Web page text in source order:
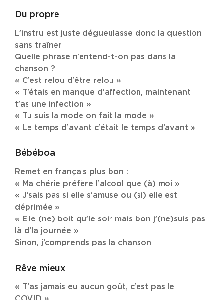
Du propre
L’instru est juste dégueulasse donc la question
sans traîner
Quelle phrase n’entend-t-on pas dans la
chanson ?
« C’est relou d’être relou »
« T’étais en manque d’affection, maintenant
t’as une infection »
« Tu suis la mode on fait la mode »
« Le temps d’avant c’était le temps d’avant »
Bébéboa
Remet en français plus bon :
« Ma chérie préfère l’alcool que (à) moi »
« J’sais pas si elle s’amuse ou (si) elle est
déprimée »
« Elle (ne) boit qu’le soir mais bon j’(ne)suis pas
là d’la journée »
Sinon, j’comprends pas la chanson
Rêve mieux
« T’as jamais eu aucun goût, c’est pas le